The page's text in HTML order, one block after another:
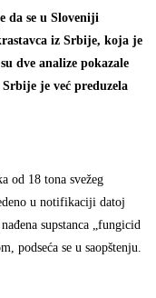
da se u Sloveniji
iz Srbije, koja je
dve analize pokazale
je već preduzela
od 18 tona svežeg
u notifikaciji datoj
supstanca „fungicid
podseća se u saopštenju.